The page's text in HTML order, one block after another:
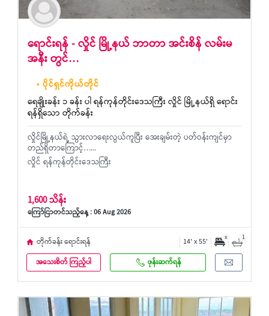
ရောင်းရန် - လှိုင် မြို့နယ် ဘာတာ အင်းစိန် လမ်းမ
အနီး တွင်…
• ပိုင်ရှင်ကိုယ်တိုင်
ရေချိုးခန်း ၁ ခန်း ပါ ရန်ကုန်တိုင်းဒေသကြီး လှိုင် မြို့နယ်ရှိ ရောင်း
ရန်ရှိသော တိုက်ခန်း
လှိုင်မြို့နယ်ရဲ့ သွားလာရေးလွယ်ကူပြီး အေးချမ်းတဲ့ ပတ်ဝန်းကျင်မှာ
တည်ရှိတာကြောင့်…...
လှိုင် ရန်ကုန်တိုင်းဒေသကြီး
1,600 သိန်း
ကြော်ငြာတင်သည့်နေ့ : 06 Aug 2026
တိုက်ခန်း ရောင်းရန် 14' x 55' x 1
အသေးစိတ် ကြည့်ပါ ဖုန်းဆက်ရန်